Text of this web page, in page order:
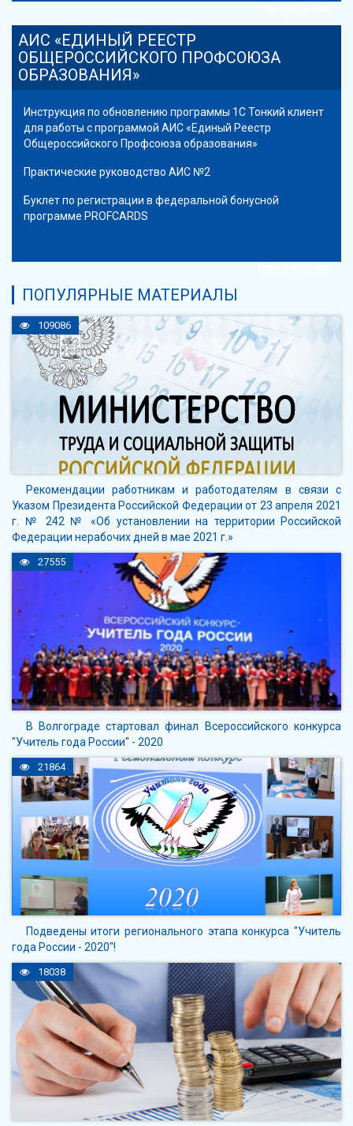
АИС «ЕДИНЫЙ РЕЕСТР
ОБЩЕРОССИЙСКОГО ПРОФСОЮЗА
ОБРАЗОВАНИЯ»
Инструкция по обновлению программы 1С Тонкий клиент
для работы с программой АИС «Единый Реестр
Общероссийского Профсоюза образования»
Практические руководство АИС №2
Буклет по регистрации в федеральной бонусной
программе PROFCARDS
ПОПУЛЯРНЫЕ МАТЕРИАЛЫ
109086
Рекомендации работникам и работодателям в связи с
Указом Президента Российской Федерации от 23 апреля 2021
г. № 242 № «Об установлении на территории Российской
Федерации нерабочих дней в мае 2021 г.»
27555
В Волгограде стартовал финал Всероссийского конкурса
"Учитель года России" - 2020
21864
Подведены итоги регионального этапа конкурса "Учитель
года России - 2020"!
18038